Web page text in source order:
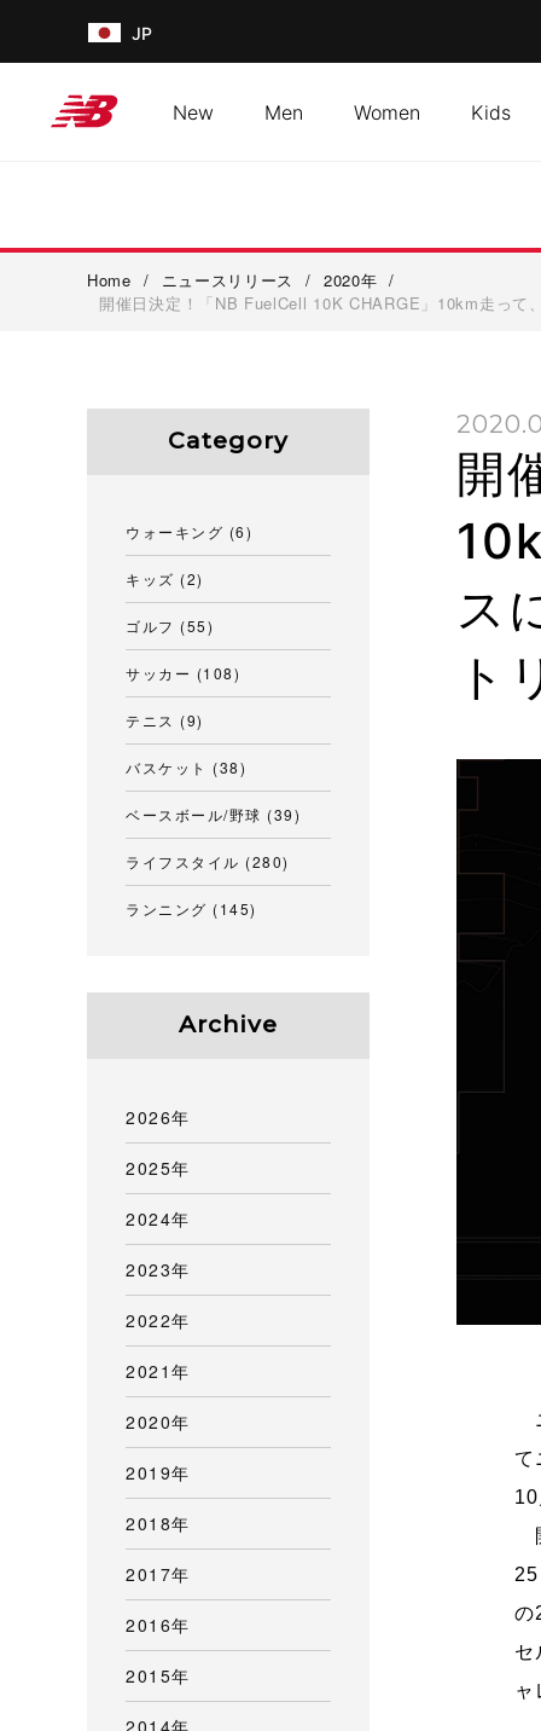
JP
New Men Women Kids
Home / ニュースリリース / 2020年 /
開催日決定！「NB FuelCell 10K CHARGE」10km走っ
開
ス
ト
て
の
セ
ャ
Category
ウォーキング (6)
キッズ (2)
ゴルフ (55)
サッカー (108)
テニス (9)
バスケット (38)
ベースボール/野球 (39)
ライフスタイル (280)
ランニング (145)
Archive
2026年
2025年
2024年
2023年
2022年
2021年
2020年
2019年
2018年
2017年
2016年
2015年
2014年